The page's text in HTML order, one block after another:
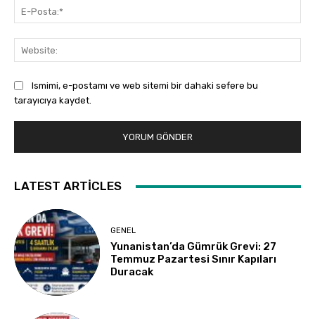
Ismimi, e-postamı ve web sitemi bir dahaki sefere bu
tarayıcıya kaydet.
LATEST ARTICLES
GENEL
Yunanistan’da Gümrük Grevi: 27
Temmuz Pazartesi Sınır Kapıları
Duracak